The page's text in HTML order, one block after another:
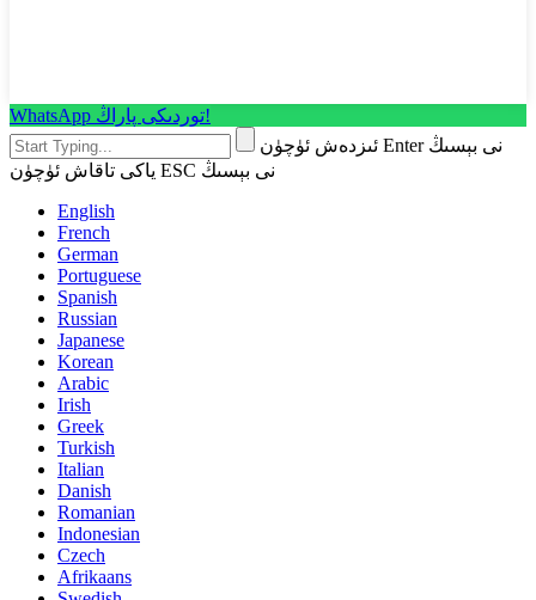
WhatsApp توردىكى پاراڭ!
ئىزدەش ئۈچۈن Enter نى بېسىڭ
ياكى تاقاش ئۈچۈن ESC نى بېسىڭ
English
French
German
Portuguese
Spanish
Russian
Japanese
Korean
Arabic
Irish
Greek
Turkish
Italian
Danish
Romanian
Indonesian
Czech
Afrikaans